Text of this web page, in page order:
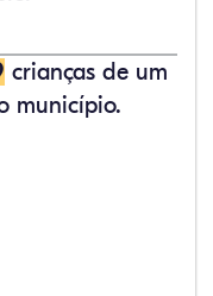
crianças de um
município.